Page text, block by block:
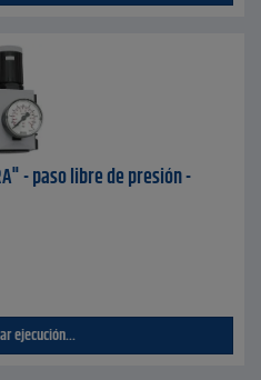
- paso libre de presión -
ejecución...